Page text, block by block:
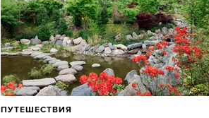
ПУТЕШЕСТВИЯ